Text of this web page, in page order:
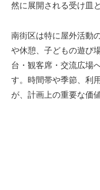
然に展開される受け皿
南街区は特に屋外活動
や休憩、子どもの遊び
台・観客席・交流広場
す。時間帯や季節、利
が、計画上の重要な価